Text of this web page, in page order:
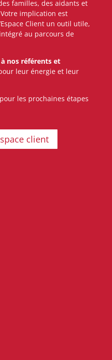
familles, des aidants et
implication est
Client un outil utile,
au parcours de
nos référents et
leur énergie et leur
les prochaines étapes
client